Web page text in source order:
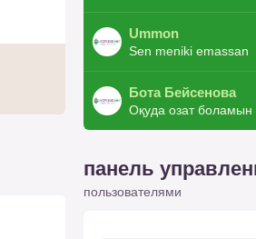
Ummon
Sen meniki emassan
Бота Бейсенова
Оқуда озат боламын
панель
пользователями